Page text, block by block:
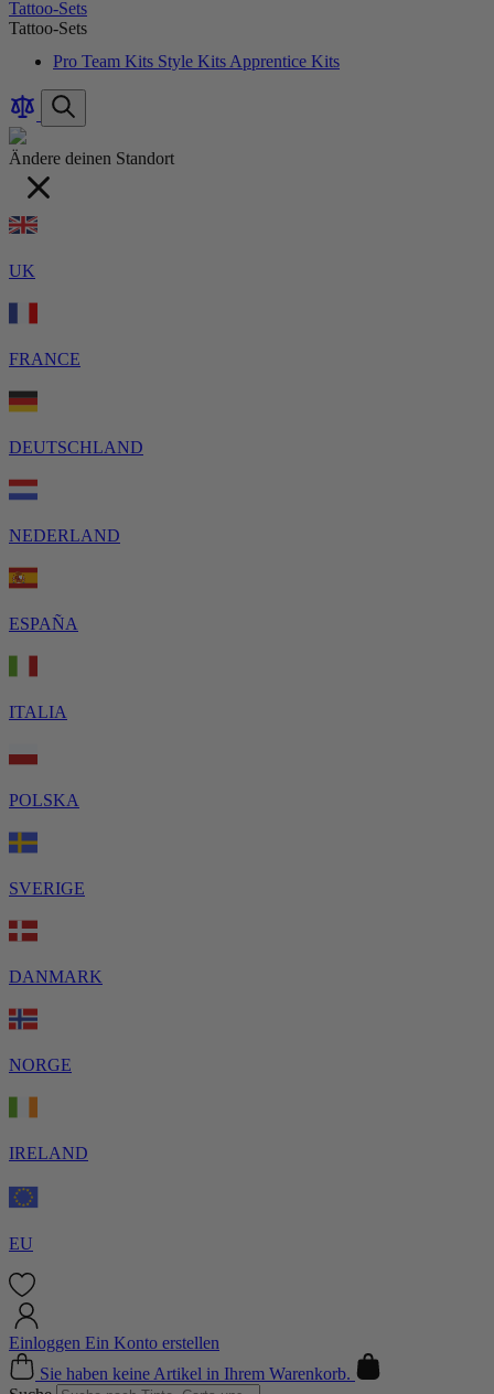
Tattoo-Sets
Tattoo-Sets
Pro Team Kits Style Kits Apprentice Kits
Produkte
vergleichen
Artikel
Artikel
Suche
Ändere deinen Standort
UK
FRANCE
DEUTSCHLAND
NEDERLAND
ESPAÑA
ITALIA
POLSKA
SVERIGE
DANMARK
NORGE
IRELAND
EU
Einloggen Ein Konto erstellen
Cart
Sie haben keine Artikel in Ihrem Warenkorb.